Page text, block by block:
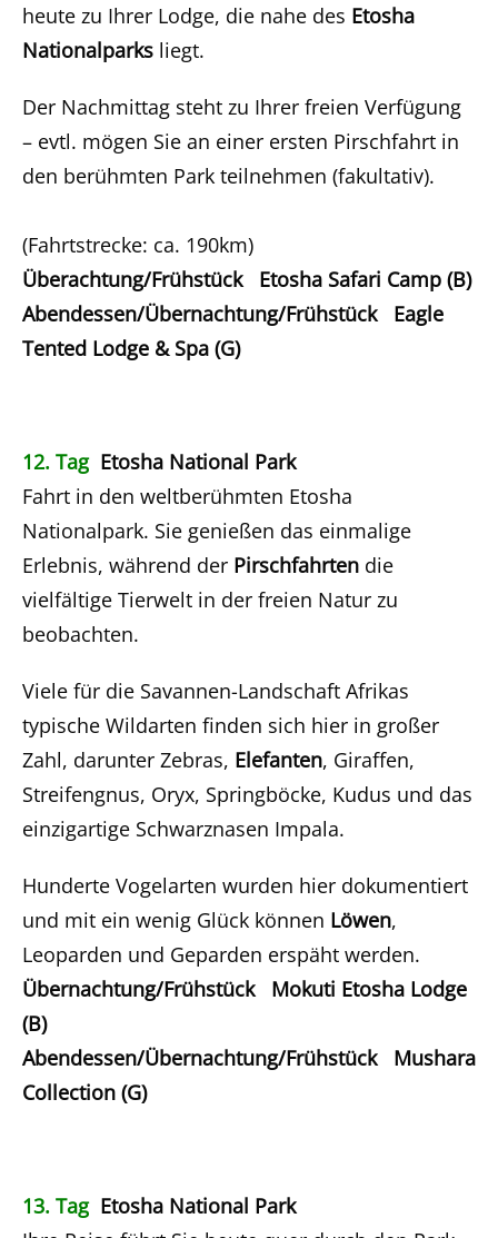
heute zu Ihrer Lodge, die nahe des Etosha
Nationalparks liegt.
Der Nachmittag steht zu Ihrer freien Verfügung
– evtl. mögen Sie an einer ersten Pirschfahrt in
den berühmten Park teilnehmen (fakultativ).
(Fahrtstrecke: ca. 190km)
Überachtung/Frühstück Etosha Safari Camp (B)
Abendessen/Übernachtung/Frühstück Eagle
Tented Lodge & Spa (G)
12. Tag Etosha National Park
Fahrt in den weltberühmten Etosha
Nationalpark. Sie genießen das einmalige
Erlebnis, während der Pirschfahrten die
vielfältige Tierwelt in der freien Natur zu
beobachten.
Viele für die Savannen-Landschaft Afrikas
typische Wildarten finden sich hier in großer
Zahl, darunter Zebras, Elefanten, Giraffen,
Streifengnus, Oryx, Springböcke, Kudus und das
einzigartige Schwarznasen Impala.
Hunderte Vogelarten wurden hier dokumentiert
und mit ein wenig Glück können Löwen,
Leoparden und Geparden erspäht werden.
Übernachtung/Frühstück Mokuti Etosha Lodge
(B)
Abendessen/Übernachtung/Frühstück Mushara
Collection (G)
13. TagEtosha National Park